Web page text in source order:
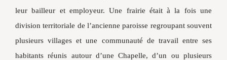
leur bailleur et employeur. Une frairie était à la fois une
division territoriale de l’ancienne paroisse regroupant souvent
plusieurs villages et une communauté de travail entre ses
habitants réunis autour d’une Chapelle, d’un ou plusieurs